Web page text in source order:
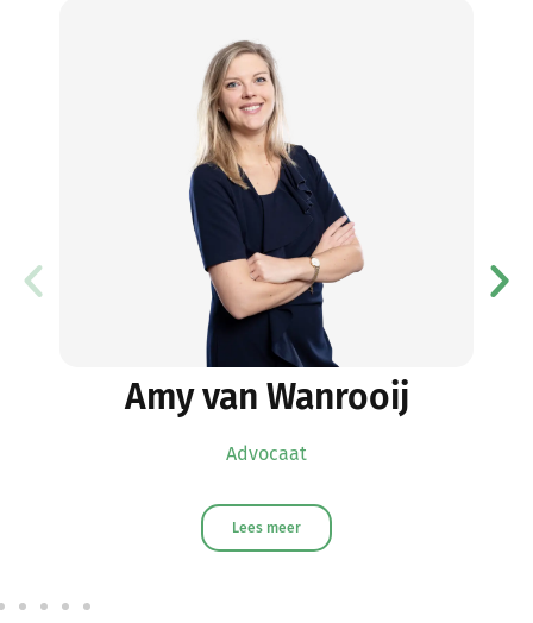
Amy van Wanrooij
Advocaat
Lees meer